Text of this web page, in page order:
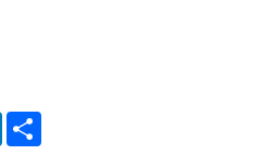
LinkedIn